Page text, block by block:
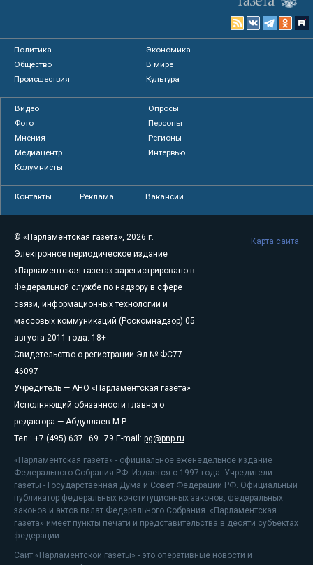
Политика
Экономика
Общество
В мире
Происшествия
Культура
Видео
Опросы
Фото
Персоны
Мнения
Регионы
Медиацентр
Интервью
Колумнисты
Контакты Реклама Вакансии
© «Парламентская газета», 2026 г.
Электронное периодическое издание
«Парламентская газета» зарегистрировано в
Федеральной службе по надзору в сфере
связи, информационных технологий и
массовых коммуникаций (Роскомнадзор) 05
августа 2011 года. 18+
Свидетельство о регистрации Эл № ФС77-
46097
Учредитель — АНО «Парламентская газета»
Исполняющий обязанности главного
редактора — Абдуллаев М.Р.
Тел.: +7 (495) 637–69–79 E-mail: pg@pnp.ru
«Парламентская газета» - официальное еженедельное издание
Федерального Собрания РФ. Издается с 1997 года. Учредители
газеты - Государственная Дума и Совет Федерации РФ. Официальный
публикатор федеральных конституционных законов, федеральных
законов и актов палат Федерального Собрания. «Парламентская
газета» имеет пункты печати и представительства в десяти субъектах
федерации.
Сайт «Парламентской газеты» - это оперативные новости и
Карта сайта